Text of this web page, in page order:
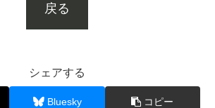
戻る
シェアする
Bluesky コピー